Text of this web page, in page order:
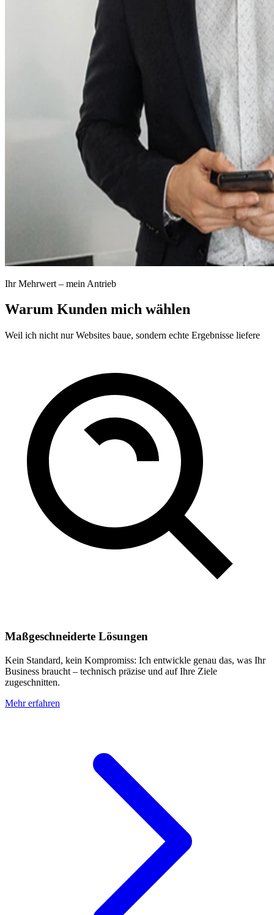
Ihr Mehrwert – mein Antrieb
Warum Kunden mich wählen
Weil ich nicht nur Websites baue, sondern echte Ergebnisse liefere
Maßgeschneiderte Lösungen
Kein Standard, kein Kompromiss: Ich entwickle genau das, was Ihr
Business braucht – technisch präzise und auf Ihre Ziele
zugeschnitten.
Mehr erfahren